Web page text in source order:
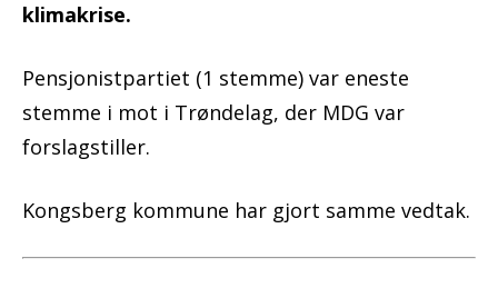
klimakrise.
Pensjonistpartiet (1 stemme) var eneste
stemme i mot i Trøndelag, der MDG var
forslagstiller.
Kongsberg kommune har gjort samme vedtak.